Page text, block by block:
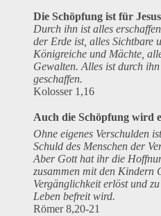
Die Schöpfung ist für
Durch ihn ist alles
der Erde ist, alles Sichtbare
Königreiche und Mächte,
Gewalten. Alles ist durch
geschaffen.
Kolosser 1,16
Auch die Schöpfung wird
Ohne eigenes Verschulden
Schuld des Menschen der
Aber Gott hat ihr die
zusammen mit den Kindern
Vergänglichkeit erlöst und
Leben befreit wird.
Römer 8,20-21